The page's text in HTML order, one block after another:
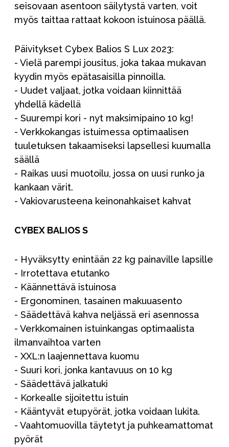
seisovaan asentoon säilytystä varten, voit
myös taittaa rattaat kokoon istuinosa päällä.
Päivitykset Cybex Balios S Lux 2023:
- Vielä parempi jousitus, joka takaa mukavan
kyydin myös epätasaisilla pinnoilla.
- Uudet valjaat, jotka voidaan kiinnittää
yhdellä kädellä
- Suurempi kori - nyt maksimipaino 10 kg!
- Verkkokangas istuimessa optimaalisen
tuuletuksen takaamiseksi lapsellesi kuumalla
säällä
- Raikas uusi muotoilu, jossa on uusi runko ja
kankaan värit.
- Vakiovarusteena keinonahkaiset kahvat
CYBEX BALIOS S
- Hyväksytty enintään 22 kg painaville lapsille
- Irrotettava etutanko
- Käännettävä istuinosa
- Ergonominen, tasainen makuuasento
- Säädettävä kahva neljässä eri asennossa
- Verkkomainen istuinkangas optimaalista
ilmanvaihtoa varten
- XXL:n laajennettava kuomu
- Suuri kori, jonka kantavuus on 10 kg
- Säädettävä jalkatuki
- Korkealle sijoitettu istuin
- Kääntyvät etupyörät, jotka voidaan lukita.
- Vaahtomuovilla täytetyt ja puhkeamattomat
pyörät